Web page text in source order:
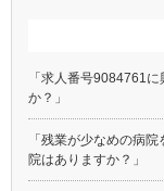
「求人番号9084761
か？」
「残業が少なめの病
院はありますか？」